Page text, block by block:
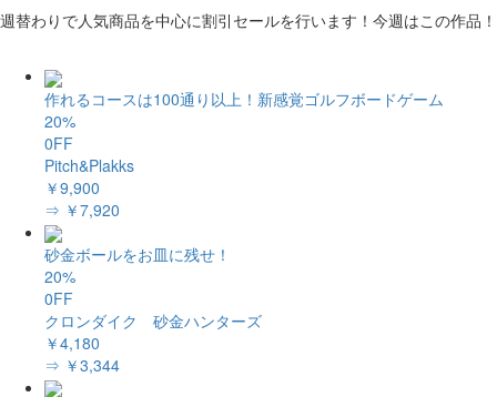
週替わりで人気商品を中心に割引セールを行います！今週はこの作品！
作れるコースは100通り以上！新感覚ゴルフボードゲーム
20%
0FF
Pitch&Plakks
￥9,900
⇒ ￥7,920
砂金ボールをお皿に残せ！
20%
0FF
クロンダイク 砂金ハンターズ
￥4,180
⇒ ￥3,344